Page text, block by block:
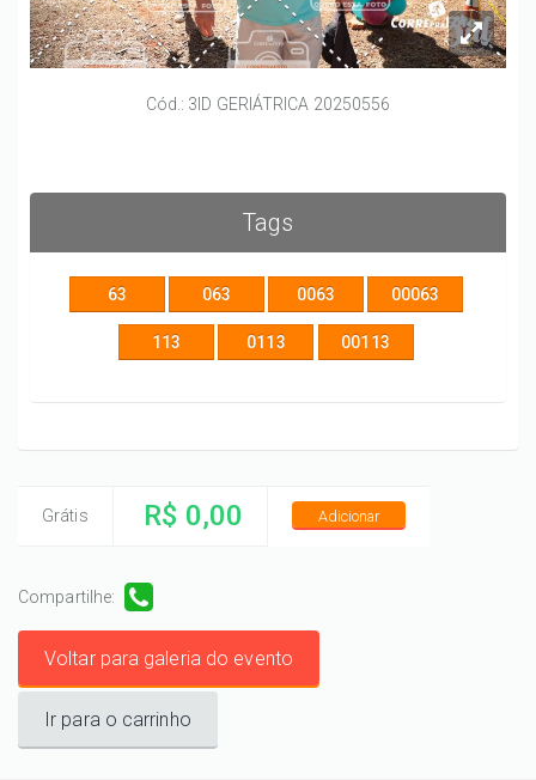
Cód.: 3ID GERIÁTRICA 20250556
Tags
63 063 0063 00063
113 0113 00113
Grátis R$ 0,00 Adicionar
Compartilhe:
Voltar para galeria do evento
Ir para o carrinho